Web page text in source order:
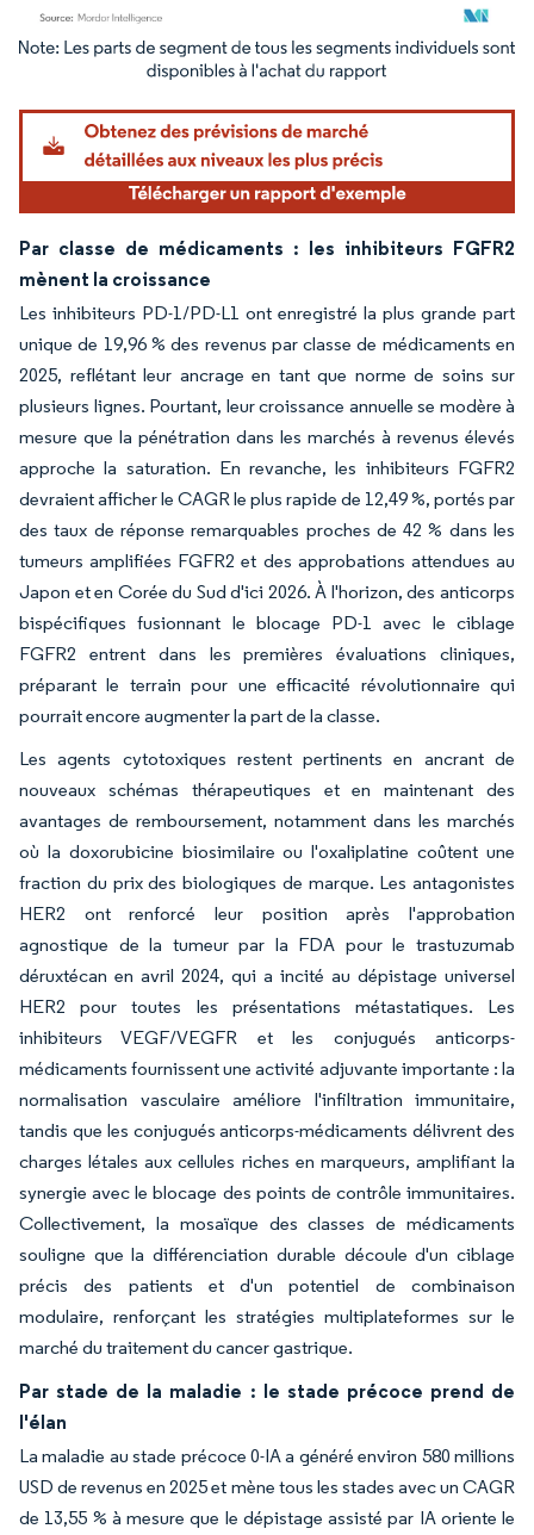
Image © Mordor Intelligence. La réutilisation nécessite une attribution sous CC BY
Par classe de médicaments : les inhibiteurs FGFR2
mènent la croissance
Les inhibiteurs PD-1/PD-L1 ont enregistré la plus grande part
unique de 19,96 % des revenus par classe de médicaments en
2025, reflétant leur ancrage en tant que norme de soins sur
plusieurs lignes. Pourtant, leur croissance annuelle se modère à
mesure que la pénétration dans les marchés à revenus élevés
approche la saturation. En revanche, les inhibiteurs FGFR2
devraient afficher le CAGR le plus rapide de 12,49 %, portés par
des taux de réponse remarquables proches de 42 % dans les
tumeurs amplifiées FGFR2 et des approbations attendues au
Japon et en Corée du Sud d'ici 2026. À l'horizon, des anticorps
bispécifiques fusionnant le blocage PD-1 avec le ciblage
FGFR2 entrent dans les premières évaluations cliniques,
préparant le terrain pour une efficacité révolutionnaire qui
pourrait encore augmenter la part de la classe.
Les agents cytotoxiques restent pertinents en ancrant de
nouveaux schémas thérapeutiques et en maintenant des
avantages de remboursement, notamment dans les marchés
où la doxorubicine biosimilaire ou l'oxaliplatine coûtent une
fraction du prix des biologiques de marque. Les antagonistes
HER2 ont renforcé leur position après l'approbation
agnostique de la tumeur par la FDA pour le trastuzumab
déruxtécan en avril 2024, qui a incité au dépistage universel
HER2 pour toutes les présentations métastatiques. Les
inhibiteurs VEGF/VEGFR et les conjugués anticorps-
médicaments fournissent une activité adjuvante importante : la
normalisation vasculaire améliore l'infiltration immunitaire,
tandis que les conjugués anticorps-médicaments délivrent des
charges létales aux cellules riches en marqueurs, amplifiant la
synergie avec le blocage des points de contrôle immunitaires.
Collectivement, la mosaïque des classes de médicaments
souligne que la différenciation durable découle d'un ciblage
précis des patients et d'un potentiel de combinaison
modulaire, renforçant les stratégies multiplateformes sur le
marché du traitement du cancer gastrique.
Par stade de la maladie : le stade précoce prend de
l'élan
La maladie au stade précoce 0-IA a généré environ 580 millions
USD de revenus en 2025 et mène tous les stades avec un CAGR
de 13,55 % à mesure que le dépistage assisté par IA oriente le